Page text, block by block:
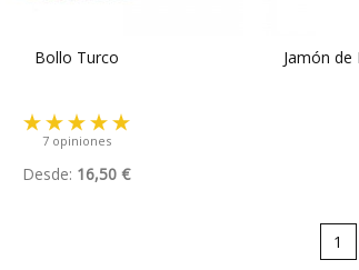
Bollo Turco
7 opiniones
Desde: 16,50 €
Jamón
1